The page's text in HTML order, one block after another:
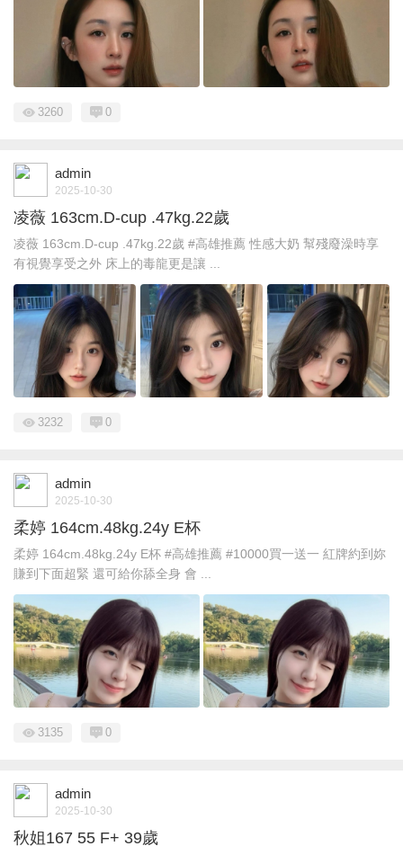
3260 0
admin
2025-10-30
凌薇 163cm.D-cup .47kg.22歲
凌薇 163cm.D-cup .47kg.22歲 #高雄推薦 性感大奶 幫殘廢澡時享
有視覺享受之外 床上的毒龍更是讓 ...
3232 0
admin
2025-10-30
柔婷 164cm.48kg.24y E杯
柔婷 164cm.48kg.24y E杯 #高雄推薦 #10000買一送一 紅牌約到妳
賺到下面超緊 還可給你舔全身 會 ...
3135 0
admin
2025-10-30
秋姐167 55 F+ 39歲